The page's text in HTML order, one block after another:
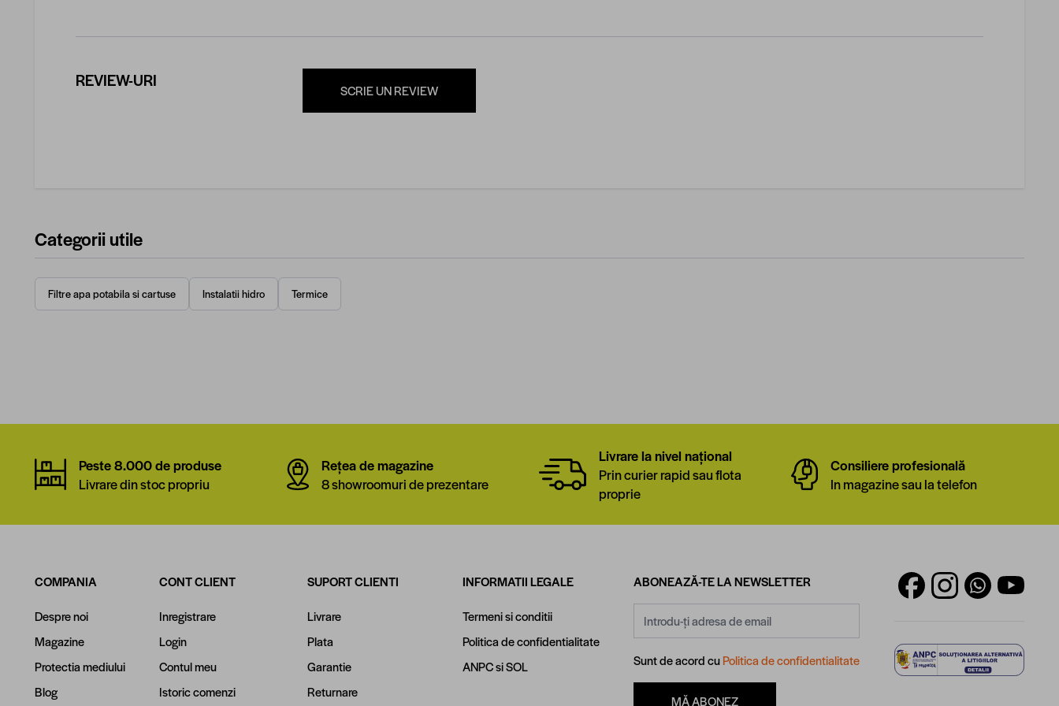
REVIEW-URI SCRIE UN REVIEW
Categorii utile
Filtre apa potabila si cartuse Instalatii hidro Termice
Peste 8.000 de produse
Livrare din stoc propriu
Rețea de magazine
8 showroomuri de prezentare
Livrare la nivel național
Prin curier rapid sau flota
proprie
Consiliere profesională
In magazine sau la telefon
COMPANIA
Despre noi
Magazine
Protectia mediului
Blog
CONT CLIENT
Inregistrare
Login
Contul meu
Istoric comenzi
SUPORT CLIENTI
Livrare
Plata
Garantie
Returnare
INFORMATII LEGALE
Termeni si conditii
Politica de confidentialitate
ANPCsiSOL
ABONEAZĂ-TE LA NEWSLETTER
Sunt de acord cuPolitica de confidentialitate
MĂ ABONEZ